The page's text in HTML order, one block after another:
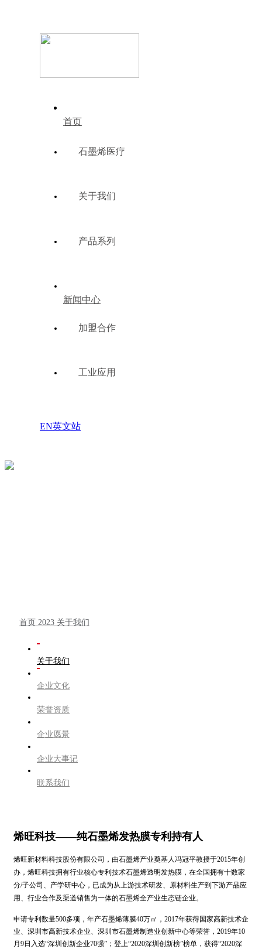
首页
石墨烯医疗
关于我们
产品系列
新闻中心
加盟合作
工业应用
EN英文站
首页 2023 关于我们
关于我们
企业文化
荣誉资质
企业愿景
企业大事记
联系我们
烯旺科技——纯石墨烯发热膜专利持有人
烯旺新材料科技股份有限公司，由石墨烯产业奠基人冯冠平教授于2015年创
办 ，烯旺科技拥有行业核心专利技术石墨烯透明发热膜， 在全国拥有十数家
分/子公司、产学研中心，已成为从上游技术研发、原材料生产到下游产品应
用、行业合作及渠道销售为一体的石墨烯全产业生态链企业。
申请专利数量500多项，年产石墨烯薄膜40万㎡， 2017年获得国家高新技术企
业、深圳市高新技术企业、深圳市石墨烯制造业创新中心等荣誉，2019年10
月9日入选“深圳创新企业70强”； 登上“2020深圳创新榜”榜单，获得“2020深